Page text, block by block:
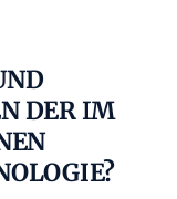
DER IM